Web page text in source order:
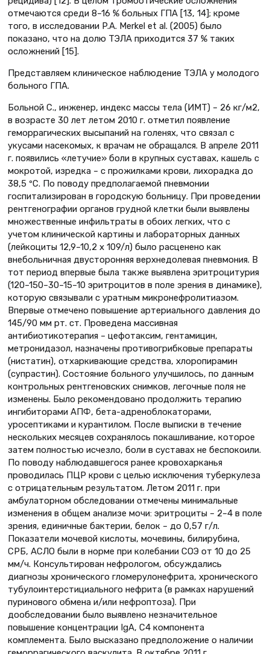
отмечаются среди 8–16 % больных ГПА [13, 14]; кроме
того, в исследовании P.A. Merkel et al. (2005) было
показано, что на долю ТЭЛА приходится 37 % таких
осложнений [15].
Представляем клиническое наблюдение ТЭЛА у молодого
больного ГПА.
Больной С., инженер, индекс массы тела (ИМТ) – 26 кг/м2,
в возрасте 30 лет летом 2010 г. отметил появление
геморрагических высыпаний на голенях, что связал с
укусами насекомых, к врачам не обращался. В апреле 2011
г. появились «летучие» боли в крупных суставах, кашель с
мокротой, изредка – с прожилками крови, лихорадка до
38,5 ºС. По поводу предполагаемой пневмонии
госпитализирован в городскую больницу. При проведении
рентгенографии органов грудной клетки были выявлены
множественные инфильтраты в обоих легких, что с
учетом клинической картины и лабораторных данных
(лейкоциты 12,9–10,2 х 109/л) было расценено как
внебольничная двусторонняя верхнедолевая пневмония. В
тот период впервые была также выявлена эритроцитурия
(120–150–30–15–10 эритроцитов в поле зрения в динамике),
которую связывали с уратным микронефролитиазом.
Впервые отмечено повышение артериального давления до
145/90 мм рт. ст. Проведена массивная
антибиотикотерапия – цефотаксим, гентамицин,
метронидазол, назначены противогрибковые препараты
(нистатин), отхаркивающие средства, хлоропирамин
(супрастин). Состояние больного улучшилось, по данным
контрольных рентгеновских снимков, легочные поля не
изменены. Было рекомендовано продолжить терапию
ингибиторами АПФ, бета-адреноблокаторами,
уросептиками и курантилом. После выписки в течение
нескольких месяцев сохранялось покашливание, которое
затем полностью исчезло, боли в суставах не беспокоили.
По поводу наблюдавшегося ранее кровохарканья
проводилась ПЦР крови с целью исключения туберкулеза
с отрицательным результатом. Летом 2011 г. при
амбулаторном обследовании отмечены минимальные
изменения в общем анализе мочи: эритроциты – 2–4 в поле
зрения, единичные бактерии, белок – до 0,57 г/л.
Показатели мочевой кислоты, мочевины, билирубина,
СРБ, АСЛО были в норме при колебании СОЭ от 10 до 25
мм/ч. Консультирован нефрологом, обсуждались
диагнозы хронического гломерулонефрита, хронического
тубулоинтерстициального нефрита (в рамках нарушений
пуринового обмена и/или нефроптоза). При
дообследовании было выявлено незначительное
повышение концентрации IgA, C4 компонента
комплемента. Было высказано предположение о наличии